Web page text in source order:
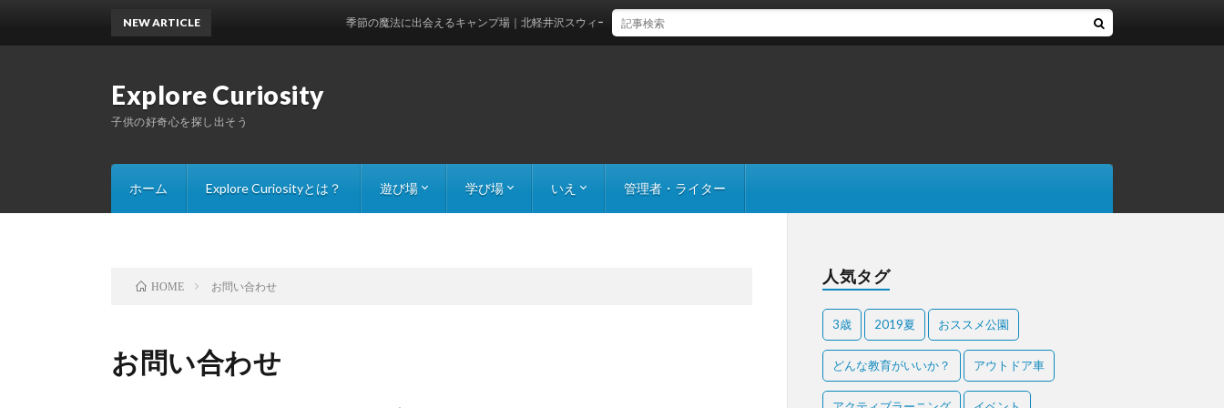
Explore Curiosity
子供の好奇心を探し出そう
ホーム Explore Curiosityとは？ 遊び場 学び場 いえ 管理者・ライター
NEW ARTICLE 季節の魔法に出会えるキャンプ場｜北軽井沢スウィートグラス
HOME お問い合わせ
お問い合わせ
人気タグ
3歳 2019夏 おススメ公園
どんな教育がいいか？ アウトドア車